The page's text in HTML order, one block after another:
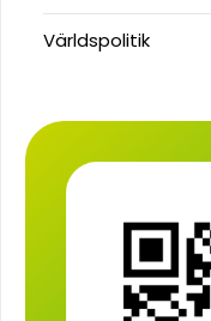
Världspolitik